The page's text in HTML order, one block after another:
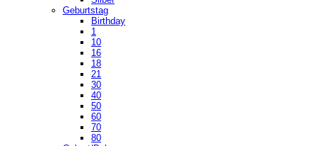
Geburtstag
Birthday
1
10
16
18
21
30
40
50
60
70
80